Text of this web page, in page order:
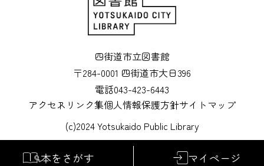
四街道市立図書館
〒284-0001 四街道市大日396
電話043-423-6443
アクセス リンク集個人情報保護方針サイトマップ
(c)2024 Yotsukaido Public Library
本をさがす マイページ